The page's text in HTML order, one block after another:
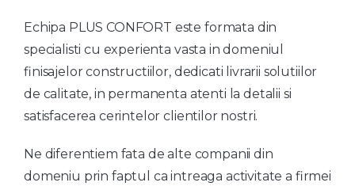
Echipa PLUS CONFORT este formata din
specialisti cu experienta vasta in domeniul
finisajelor constructiilor, dedicati livrarii solutiilor
de calitate, in permanenta atenti la detalii si
satisfacerea cerintelor clientilor nostri.
Ne diferentiem fata de alte companii din
domeniu prin faptul ca intreaga activitate a firmei